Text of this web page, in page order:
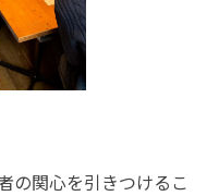
の関心を引きつけるこ